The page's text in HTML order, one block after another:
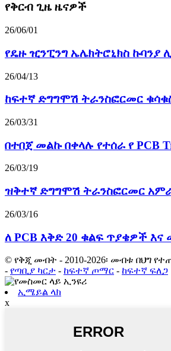
የቅርብ ጊዜ ዜናዎች
26/06/01
የዴዙ ዢንፒንግ ኤሌክትሮኒክስ ኩባንያ
26/04/13
ከፍተኛ ድግግሞሽ ትራንስፎርመር
26/03/31
በተበጀ መልኩ በቀላሉ የተሰራ የ PCB
26/03/19
ዝቅተኛ ድግግሞሽ ትራንስፎርመር
26/03/16
ለ PCB እቅድ 20 ቁልፍ ጥያቄዎች እና
© የቅጂ መብት - 2010-2026፡ መብቱ በህግ
- የጣቢያ ካርታ - ከፍተኛ ጦማር - ከፍተኛ ፍለጋ
ኢሜይል ላክ
x